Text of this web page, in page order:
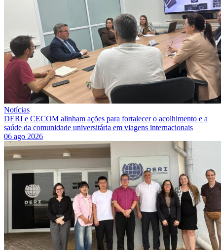
Notícias
DERI e CECOM alinham ações para fortalecer o acolhimento e a
saúde da comunidade universitária em viagens internacionais
06 ago 2026